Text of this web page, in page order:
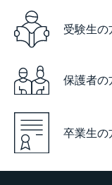
受験生の
保護者の
卒業生の